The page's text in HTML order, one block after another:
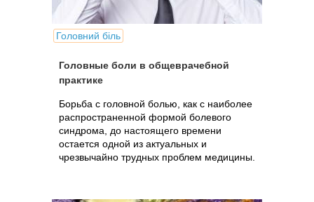
Головний біль
Головные боли в общеврачебной
практике
Борьба с головной болью, как с наиболее
распространенной формой болевого
синдрома, до настоящего времени
остается одной из актуальных и
чрезвычайно трудных проблем медицины.